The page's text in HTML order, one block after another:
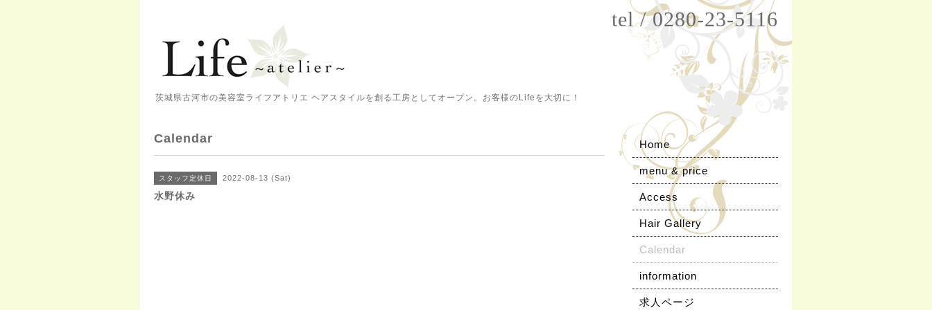
tel / 0280-23-5116
茨城県古河市の美容室ライフアトリエ ヘアスタイルを創る工房としてオープン。お客様のLifeを大切に！
Calendar
スタッフ定休日 2022-08-13 (Sat)
水野休み
Home
menu & price
Access
Hair Gallery
Calendar
information
求人ページ